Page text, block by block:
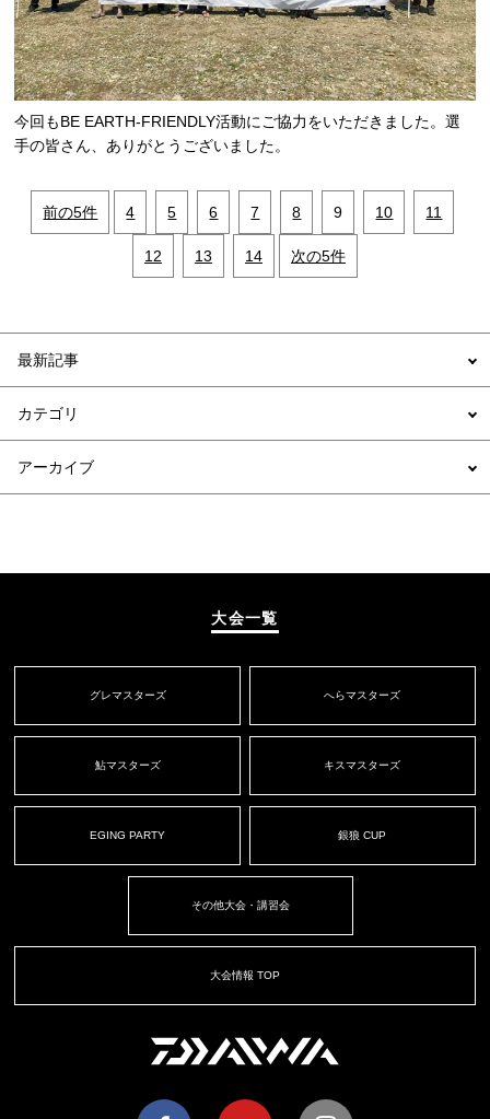
今回もBE EARTH-FRIENDLY活動にご協力をいただきました。選
手の皆さん、ありがとうございました。
前の5件 4 5 6 7 8 9 10 11
12 13 14 次の5件
最新記事
カテゴリ
アーカイブ
大会一覧
グレマスターズ へらマスターズ
鮎マスターズ キスマスターズ
EGING PARTY 銀狼 CUP
その他大会・講習会
大会情報 TOP